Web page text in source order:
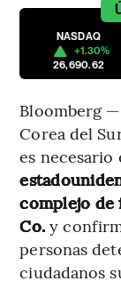
NASDAQ
+1.30%
26,690.62
Bloomberg
Corea del
es
complejo de
Co. y
personas
ciudadanos